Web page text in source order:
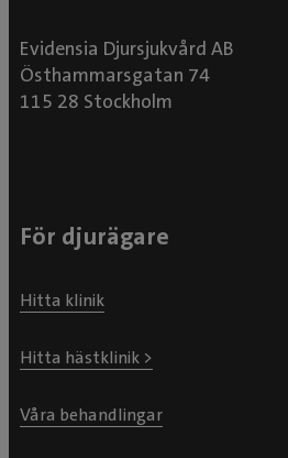
Evidensia Djursjukvård AB
Östhammarsgatan 74
115 28 Stockholm
För djurägare
Hitta klinik
Hitta hästklinik >
Våra behandlingar